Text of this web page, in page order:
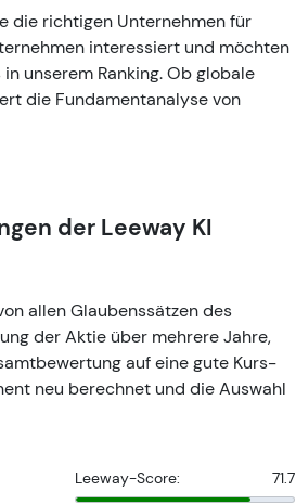
die richtigen Unternehmen für
interessiert und möchten
unserem Ranking. Ob globale
die Fundamentanalyse von
der Leeway KI
allen Glaubenssätzen des
der Aktie über mehrere Jahre,
auf eine gute Kurs-
neu berechnet und die Auswahl
Leeway-Score: 71.7